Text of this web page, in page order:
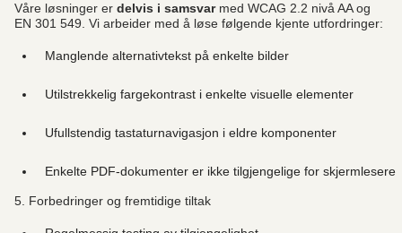
Våre løsninger er delvis i samsvarmed WCAG 2.2 nivå AA og
EN 301 549. Vi arbeider med å løse følgende kjente utfordringer:
Manglende alternativtekst på enkelte bilder
Utilstrekkelig fargekontrast i enkelte visuelle elementer
Ufullstendig tastaturnavigasjon i eldre komponenter
Enkelte PDF-dokumenter er ikke tilgjengelige for skjermlesere
5. Forbedringer og fremtidige tiltak